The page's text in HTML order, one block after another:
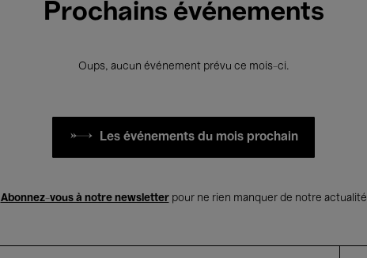
Prochains événements
Oups, aucun événement prévu ce mois-ci.
Les événements du mois prochain
Abonnez-vous à notre newsletterpour ne rien manquer de notre actualité